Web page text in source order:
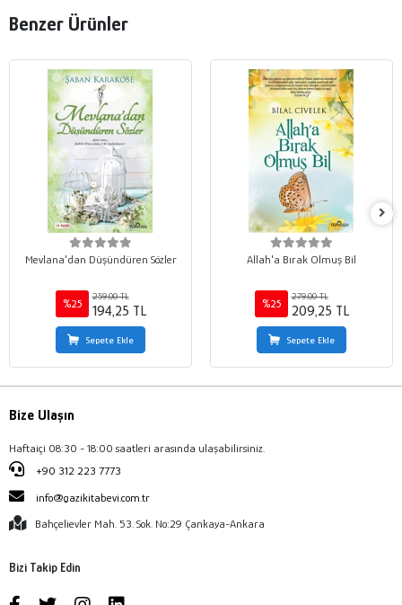
Benzer Ürünler
Mevlana'dan Düşündüren Sözler
%25
259,00 TL
194,25 TL
Sepete Ekle
Allah'a Bırak Olmuş Bil
%25
279,00 TL
209,25 TL
Sepete Ekle
Bize Ulaşın
Haftaiçi 08:30 - 18:00 saatleri arasında ulaşabilirsiniz.
+90 312 223 7773
info@gazikitabevi.com.tr
Bahçelievler Mah. 53. Sok. No:29 Çankaya-Ankara
Bizi Takip Edin